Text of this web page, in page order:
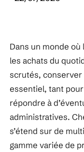
Dans un monde
les achats du
scrutés, conserver
essentiel, tant
répondre à
administratives.
s’étend sur de
gamme variée de